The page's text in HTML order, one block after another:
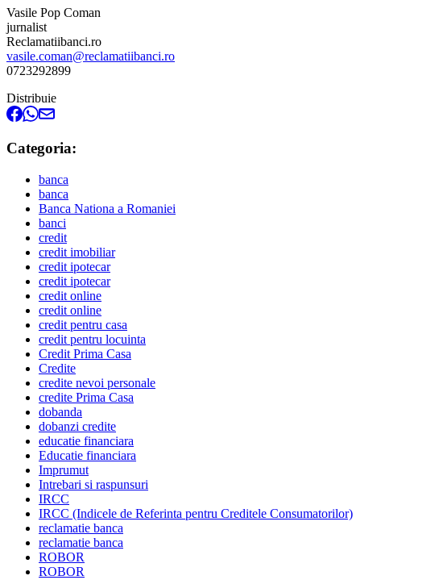
Vasile Pop Coman
jurnalist
Reclamatiibanci.ro
vasile.coman@reclamatiibanci.ro
0723292899
Distribuie
Categoria:
banca
banca
Banca Nationa a Romaniei
banci
credit
credit imobiliar
credit ipotecar
credit ipotecar
credit online
credit online
credit pentru casa
credit pentru locuinta
Credit Prima Casa
Credite
credite nevoi personale
credite Prima Casa
dobanda
dobanzi credite
educatie financiara
Educatie financiara
Imprumut
Intrebari si raspunsuri
IRCC
IRCC (Indicele de Referinta pentru Creditele Consumatorilor)
reclamatie banca
reclamatie banca
ROBOR
ROBOR